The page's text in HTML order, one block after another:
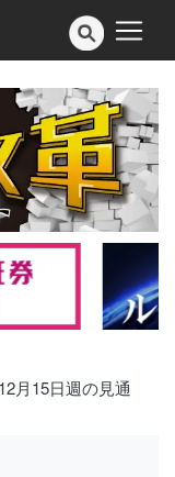
月15日週の見通